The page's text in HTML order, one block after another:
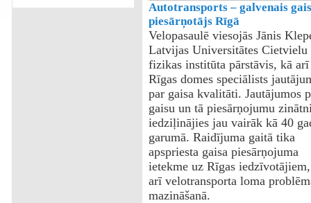
Autotransports – galvenais
piesārņotājs Rīgā
Velopasaulē viesojās Jānis
Latvijas Universitātes Cietvielu
fizikas institūta pārstāvis, kā arī
Rīgas domes speciālists
par gaisa kvalitāti. Jautājumos
gaisu un tā piesārņojumu
iedziļinājies jau vairāk kā 40
garumā. Raidījuma gaitā tika
apspriesta gaisa piesārņojuma
ietekme uz Rīgas
arī velotransporta loma
mazināšanā.